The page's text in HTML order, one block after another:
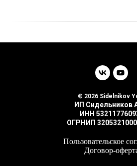
© 2026 Sidelnikov
ИП Сидельников
ИНН
ОГРНИП
Пользовательское
Договор-